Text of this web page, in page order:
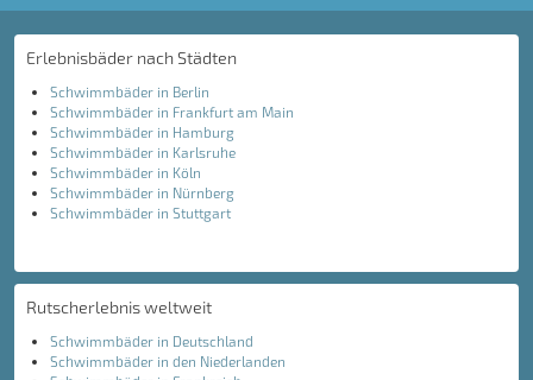
Erlebnisbäder nach Städten
Schwimmbäder in Berlin
Schwimmbäder in Frankfurt am Main
Schwimmbäder in Hamburg
Schwimmbäder in Karlsruhe
Schwimmbäder in Köln
Schwimmbäder in Nürnberg
Schwimmbäder in Stuttgart
Rutscherlebnis weltweit
Schwimmbäder in Deutschland
Schwimmbäder in den Niederlanden